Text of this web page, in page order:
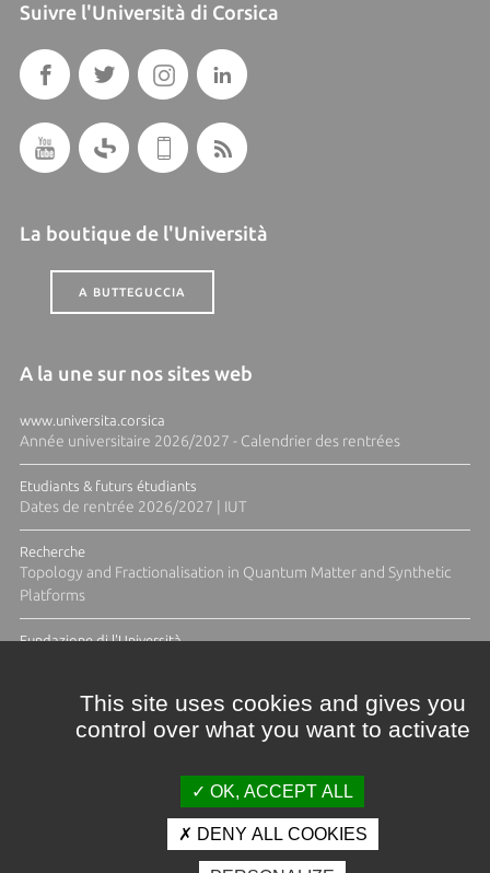
Suivre l'Università di Corsica
La boutique de l'Università
A BUTTEGUCCIA
A la une sur nos sites web
www.universita.corsica
Année universitaire 2026/2027 - Calendrier des rentrées
Etudiants & futurs étudiants
Dates de rentrée 2026/2027 | IUT
Recherche
Topology and Fractionalisation in Quantum Matter and Synthetic
Platforms
Fundazione di l'Università
Crédits et mentions légales
This site uses cookies and gives you
control over what you want to activate
OK, ACCEPT ALL
DENY ALL COOKIES